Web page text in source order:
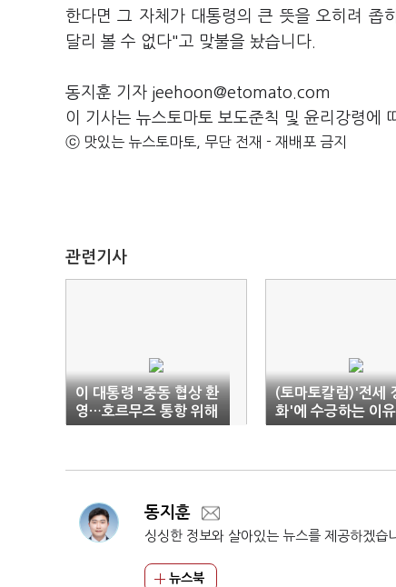
한다면 그 자체가 대통령의 큰 뜻을 오히려 좁
달리 볼 수 없다"고 맞불을 놨습니다.
동지훈 기자 jeehoon@etomato.com
이 기사는 뉴스토마토 보도준칙 및 윤리강령에
ⓒ 맛있는 뉴스토마토, 무단 전재 - 재배포 금지
관련기사
이 대통령 "중동 협상 환
영…호르무즈 통항 위해
공조"
(토마토칼럼)'전세
화'에 수긍하는 이유
동지훈
싱싱한 정보와 살아있는 뉴스를 제공하겠습
뉴스북